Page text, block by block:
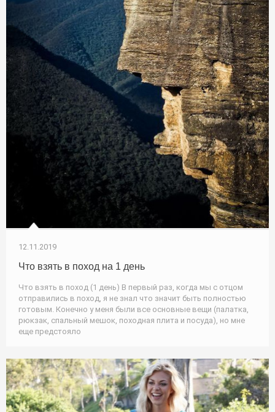
12.11.2019
Что взять в поход на 1 день
Что взять в поход (1 день) В первый раз, когда мы с отцом
отправились в поход, я не знал что значит быть полностью
готовым. Конечно у меня были все основные вещи (палатка,
рюкзак, спальный мешок, походная плита и посуда), но мне
еще предстояло